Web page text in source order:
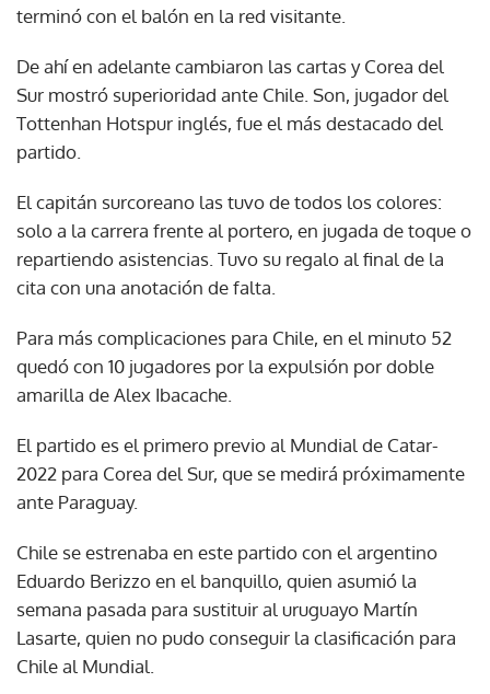
terminó con el balón en la red visitante.
De ahí en adelante cambiaron las cartas y Corea del
Sur mostró superioridad ante Chile. Son, jugador del
Tottenhan Hotspur inglés, fue el más destacado del
partido.
El capitán surcoreano las tuvo de todos los colores:
solo a la carrera frente al portero, en jugada de toque o
repartiendo asistencias. Tuvo su regalo al final de la
cita con una anotación de falta.
Para más complicaciones para Chile, en el minuto 52
quedó con 10 jugadores por la expulsión por doble
amarilla de Alex Ibacache.
El partido es el primero previo al Mundial de Catar-
2022 para Corea del Sur, que se medirá próximamente
ante Paraguay.
Chile se estrenaba en este partido con el argentino
Eduardo Berizzo en el banquillo, quien asumió la
semana pasada para sustituir al uruguayo Martín
Lasarte, quien no pudo conseguir la clasificación para
Chile al Mundial.